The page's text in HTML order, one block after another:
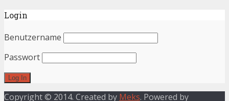
Login
Benutzername
Passwort
Copyright © 2014. Created by Meks. Powered by